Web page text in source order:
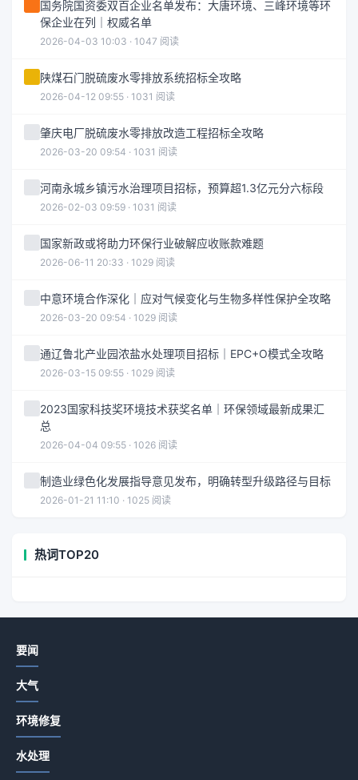
国务院国资委双百企业名单发布：大唐环境、三峰环境等环
保企业在列｜权威名单
2026-04-03 10:03 · 1047 阅读
陕煤石门脱硫废水零排放系统招标全攻略
2026-04-12 09:55 · 1031 阅读
肇庆电厂脱硫废水零排放改造工程招标全攻略
2026-03-20 09:54 · 1031 阅读
河南永城乡镇污水治理项目招标，预算超1.3亿元分六标段
2026-02-03 09:59 · 1031 阅读
国家新政或将助力环保行业破解应收账款难题
2026-06-11 20:33 · 1029 阅读
中意环境合作深化｜应对气候变化与生物多样性保护全攻略
2026-03-20 09:54 · 1029 阅读
通辽鲁北产业园浓盐水处理项目招标｜EPC+O模式全攻略
2026-03-15 09:55 · 1029 阅读
2023国家科技奖环境技术获奖名单｜环保领域最新成果汇
总
2026-04-04 09:55 · 1026 阅读
制造业绿色化发展指导意见发布，明确转型升级路径与目标
2026-01-21 11:10 · 1025 阅读
热词TOP20
要闻
大气
环境修复
水处理